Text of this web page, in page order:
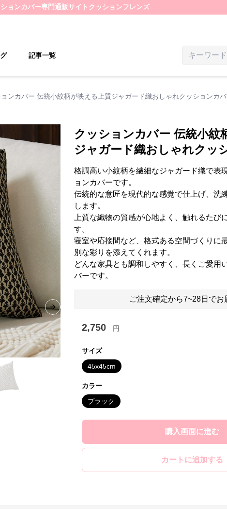
ョンカバー専門通販サイト クッションフレンズ
記事一覧
ンカバー 伝統小紋柄が映える上質ジャガード織おしゃれクッションカ
Next slide
クッションカバー 伝統小紋
ジャガード織おしゃれクッ
格調高い小紋柄を繊細なジャガード織で表
ョンカバーです。
伝統的な意匠を現代的な感覚で仕上げ、洗
します。
上質な織物の質感が心地よく、触れるたび
す。
寝室や応接間など、格式ある空間づくりに
別な彩りを添えてくれます。
どんな家具とも調和しやすく、長くご愛用
バーです。
ご注文確定から7~28日でお
2,750 円
サイズ
45x45cm
カラー
ブラック
購入画面に進む
カートに追加する